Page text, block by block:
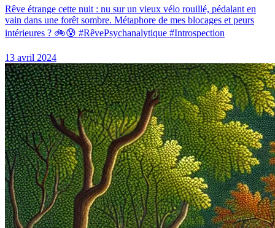
Rêve étrange cette nuit : nu sur un vieux vélo rouillé, pédalant en
vain dans une forêt sombre. Métaphore de mes blocages et peurs
intérieures ? 🚲😰 #RêvePsychanalytique #Introspection
13 avril 2024